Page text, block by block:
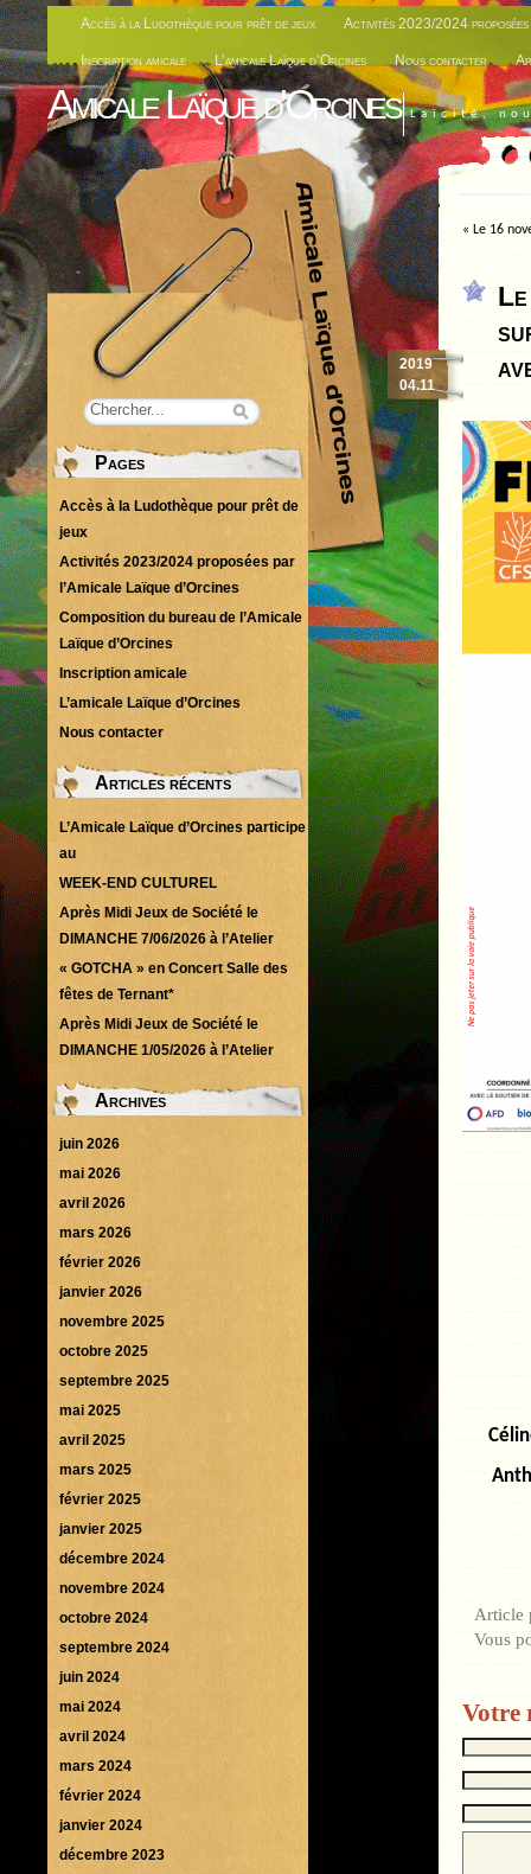
Accès à la Ludothèque pour prêt de jeux Activités 2023/2024 proposées
Inscription amicale L’amicale Laïque d’Orcines Nous contacter
Amicale Laïque d'Orcines Laïcité,
« Le 16
2019
04.11
Article
Vous
Votre
Pages
Accès à la Ludothèque pour prêt de
jeux
Activités 2023/2024 proposées par
l’Amicale Laïque d’Orcines
Composition du bureau de l’Amicale
Laïque d’Orcines
Inscription amicale
L’amicale Laïque d’Orcines
Nous contacter
Articles récents
L’Amicale Laïque d’Orcines participe
au
WEEK-END CULTUREL
Après Midi Jeux de Société le
DIMANCHE 7/06/2026 à l’Atelier
« GOTCHA » en Concert Salle des
fêtes de Ternant*
Après Midi Jeux de Société le
DIMANCHE 1/05/2026 à l’Atelier
Archives
juin 2026
mai 2026
avril 2026
mars 2026
février 2026
janvier 2026
novembre 2025
octobre 2025
septembre 2025
mai 2025
avril 2025
mars 2025
février 2025
janvier 2025
décembre 2024
novembre 2024
octobre 2024
septembre 2024
juin 2024
mai 2024
avril 2024
mars 2024
février 2024
janvier 2024
décembre 2023